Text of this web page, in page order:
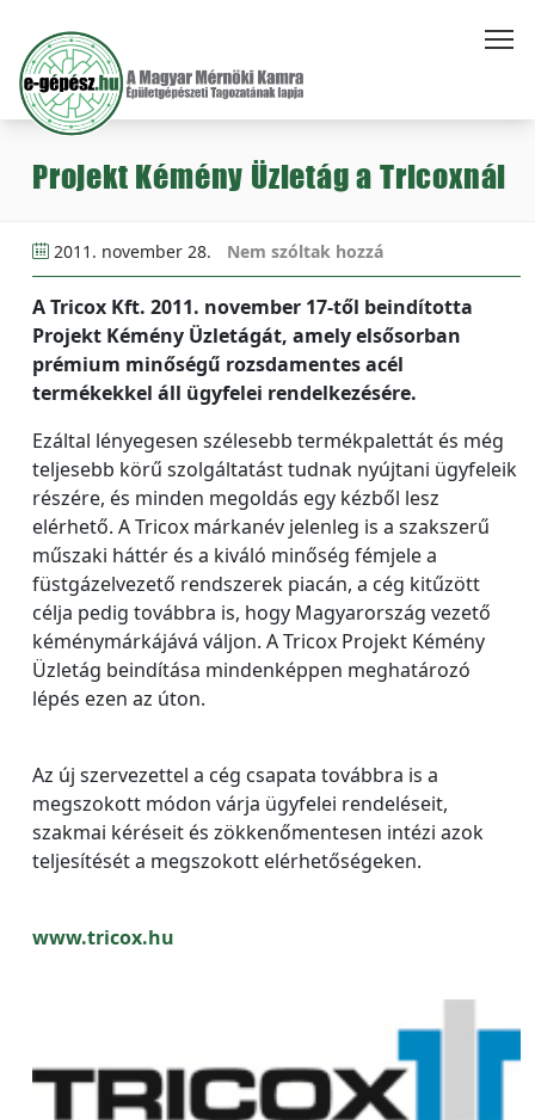
Projekt Kémény Üzletág a Tricoxnál
2011. november 28. Nem szóltak hozzá
A Tricox Kft. 2011. november 17-től beindította
Projekt Kémény Üzletágát, amely elsősorban
prémium minőségű rozsdamentes acél
termékekkel áll ügyfelei rendelkezésére.
Ezáltal lényegesen szélesebb termékpalettát és még
teljesebb körű szolgáltatást tudnak nyújtani ügyfeleik
részére, és minden megoldás egy kézből lesz
elérhető. A Tricox márkanév jelenleg is a szakszerű
műszaki háttér és a kiváló minőség fémjele a
füstgázelvezető rendszerek piacán, a cég kitűzött
célja pedig továbbra is, hogy Magyarország vezető
kéménymárkájává váljon. A Tricox Projekt Kémény
Üzletág beindítása mindenképpen meghatározó
lépés ezen az úton.
Az új szervezettel a cég csapata továbbra is a
megszokott módon várja ügyfelei rendeléseit,
szakmai kéréseit és zökkenőmentesen intézi azok
teljesítését a megszokott elérhetőségeken.
www.tricox.hu